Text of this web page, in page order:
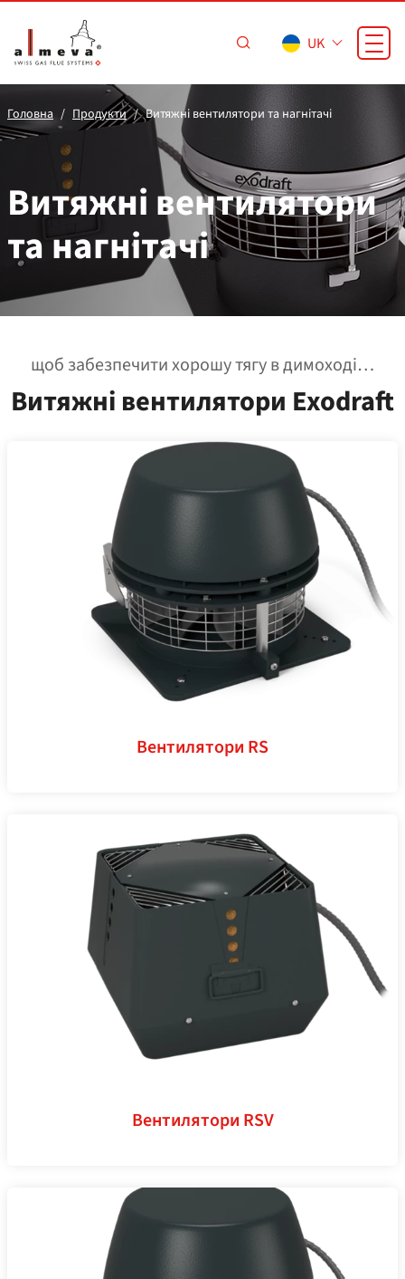
UK
Головна Продукти Витяжні вентилятори та нагнітачі
Витяжні вентилятори
та нагнітачі
щоб забезпечити хорошу тягу в димоході…
Витяжні вентилятори Exodraft
Вентилятори RS
Вентилятори RSV